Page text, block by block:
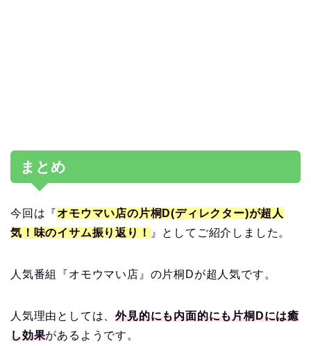
まとめ
今回は『オモウマい店の片桐D(ディレクター)が超人
気！味のイサム振り返り！
』としてご紹介しました。
人気番組『オモウマい店』の片桐Dが超人気です。
人気理由としては、外見的にも内面的にも片桐Dには癒
し効果があるようです。